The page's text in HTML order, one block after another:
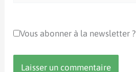
Vous abonner à la newsletter ?